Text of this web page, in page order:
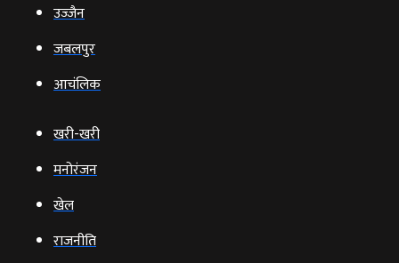
उज्‍जैन
जबलपुर
आचंलिक
खरी-खरी
मनोरंजन
खेल
राजनीति